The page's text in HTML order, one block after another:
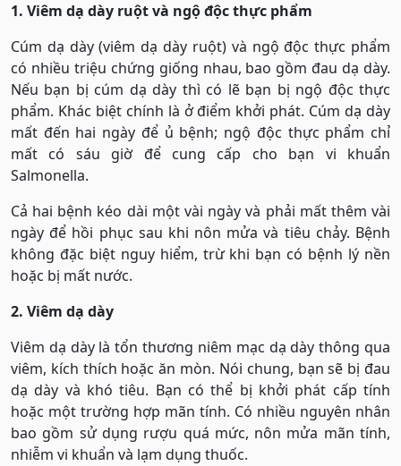
1. Viêm dạ dày ruột và ngộ độc thực phẩm
Cúm dạ dày (viêm dạ dày ruột) và ngộ độc thực phẩm
có nhiều triệu chứng giống nhau, bao gồm đau dạ dày.
Nếu bạn bị cúm dạ dày thì có lẽ bạn bị ngộ độc thực
phẩm. Khác biệt chính là ở điểm khởi phát. Cúm dạ dày
mất đến hai ngày để ủ bệnh; ngộ độc thực phẩm chỉ
mất có sáu giờ để cung cấp cho bạn vi khuẩn
Salmonella.
Cả hai bệnh kéo dài một vài ngày và phải mất thêm vài
ngày để hồi phục sau khi nôn mửa và tiêu chảy. Bệnh
không đặc biệt nguy hiểm, trừ khi bạn có bệnh lý nền
hoặc bị mất nước.
2. Viêm dạ dày
Viêm dạ dày là tổn thương niêm mạc dạ dày thông qua
viêm, kích thích hoặc ăn mòn. Nói chung, bạn sẽ bị đau
dạ dày và khó tiêu. Bạn có thể bị khởi phát cấp tính
hoặc một trường hợp mãn tính. Có nhiều nguyên nhân
bao gồm sử dụng rượu quá mức, nôn mửa mãn tính,
nhiễm vi khuẩn và lạm dụng thuốc.